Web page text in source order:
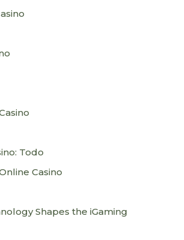
Todo
Casino
Shapes the iGaming